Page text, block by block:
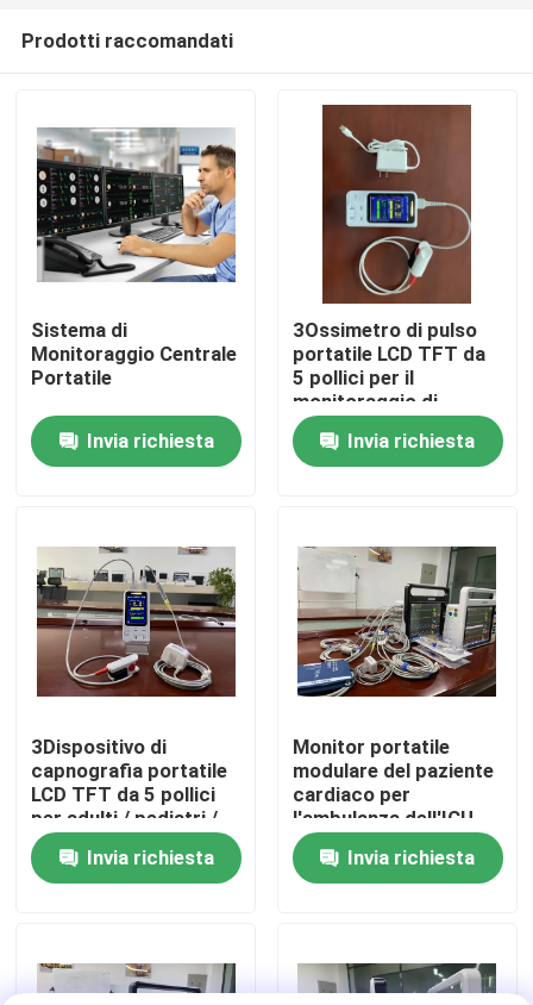
Prodotti
Video
Circa noi
Giro della fabbrica
Controllo di qualità
Contattici
Casi
Prodotti raccomandati
Sistema di
Monitoraggio Centrale
Portatile
Invia richiesta
3Ossimetro di pulso
portatile LCD TFT da
5 pollici per il
monitoraggio di
EtCO2 e SPO2
Invia richiesta
3Dispositivo di
capnografia portatile
LCD TFT da 5 pollici
per adulti / pediatri /
neonati
Invia richiesta
Monitor portatile
modulare del paziente
cardiaco per
l'ambulanza dell'ICU
OEM ODM
Invia richiesta